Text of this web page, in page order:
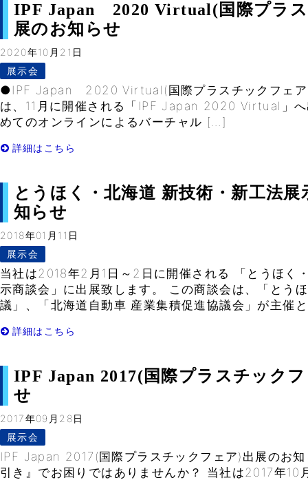
IPF Japan 2020 Virtual(国際プラ
展のお知らせ
2020年10月21日
展示会
●IPF Japan 2020 Virtual(国際プラスチックフェア
は、11月に開催される「IPF Japan 2020 Virtual」
めてのオンラインによるバーチャル […]
詳細はこちら
とうほく・北海道 新技術・新工法
知らせ
2018年01月11日
展示会
当社は2018年2月1日～2日に開催される 「とうほく
示商談会」に出展致します。 この商談会は、「とう
議」、「北海道自動車 産業集積促進協議会」が主催
詳細はこちら
IPF Japan 2017(国際プラスチック
せ
2017年09月28日
展示会
IPF Japan 2017(国際プラスチックフェア)出展のお
引き』でお困りではありませんか？ 当社は2017年